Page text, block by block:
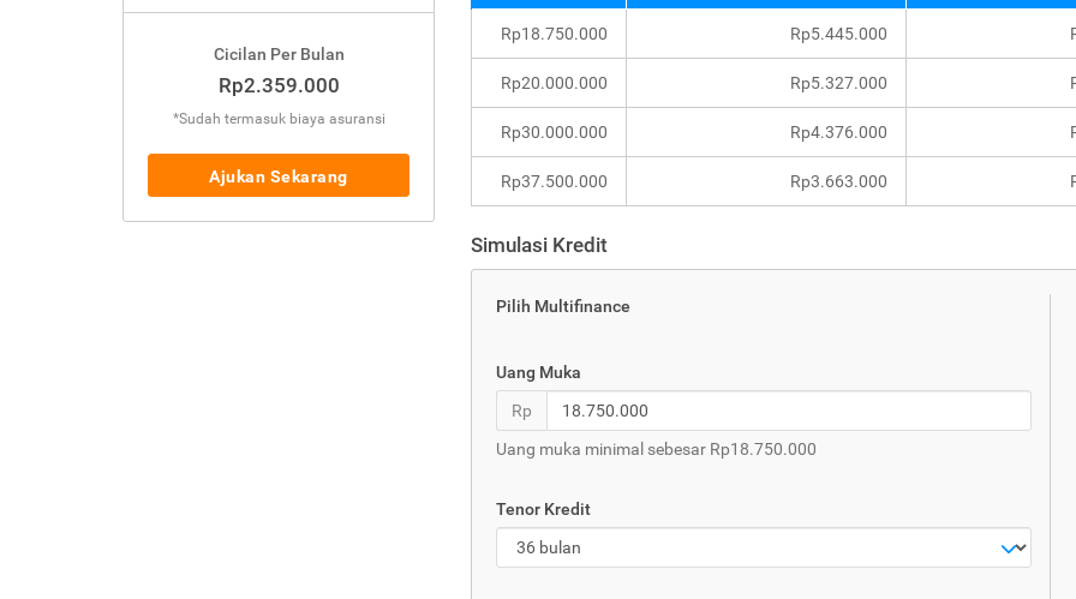
Cicilan Per Bulan
Rp2.359.000
*Sudah termasuk biaya asuransi
Ajukan Sekarang
Rp18.750.000
Rp20.000.000
Rp30.000.000
Rp37.500.000
Rp5.445.000
Rp5.327.000
Rp4.376.000
Rp3.663.000
Simulasi Kredit
Pilih Multifinance
Uang Muka
Rp
Uang muka minimal sebesar Rp18.750.000
Tenor Kredit